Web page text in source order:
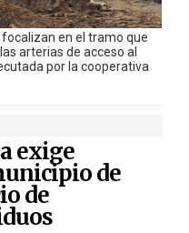
focalizan en el tramo que
arterias de acceso al
por la cooperativa
exige
de
de